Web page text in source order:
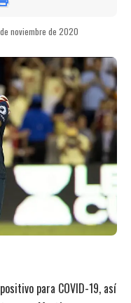
noviembre de 2020
para COVID-19, así